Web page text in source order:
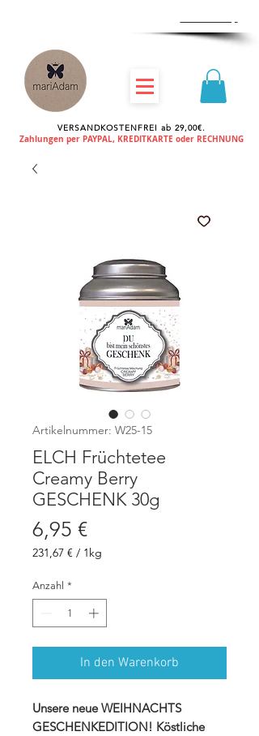
VERSANDKOSTENFREI ab 29,00€.
Zahlungen per PAYPAL, KREDITKARTE oder RECHNUNG
Artikelnummer: W25-15
ELCH Früchtetee
Creamy Berry
GESCHENK 30g
6,95 €Preis
231,67 € / 1kg
pro
1
Kilogramm
Anzahl *
In den Warenkorb
Unsere neue WEIHNACHTS
GESCHENKEDITION! Köstliche